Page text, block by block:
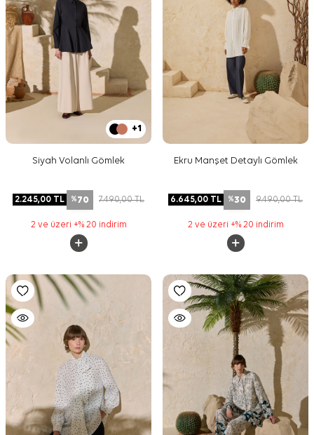
+1
Siyah Volanlı Gömlek
2.245,00 TL %70 7.490,00TL
2 ve üzeri +% 20 indirim
Ekru Manşet Detaylı Gömlek
6.645,00 TL %30 9.490,00TL
2 ve üzeri +% 20 indirim